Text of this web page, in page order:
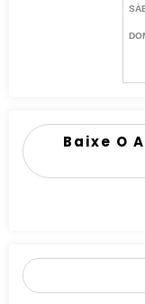
Baixe O